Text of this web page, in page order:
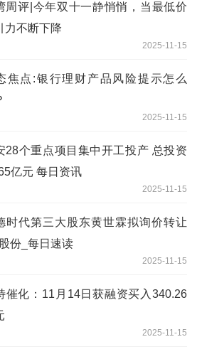
周评|今年双十一静悄悄，当最低价
力不断下降
2025-11-15
焦点:银行理财产品风险提示怎么
2025-11-15
28个重点项目集中开工投产 总投资
亿元 每日资讯
2025-11-15
时代第三大股东黄世霖拟询价转让
份_每日速读
2025-11-15
催化：11月14日获融资买入340.26
2025-11-15